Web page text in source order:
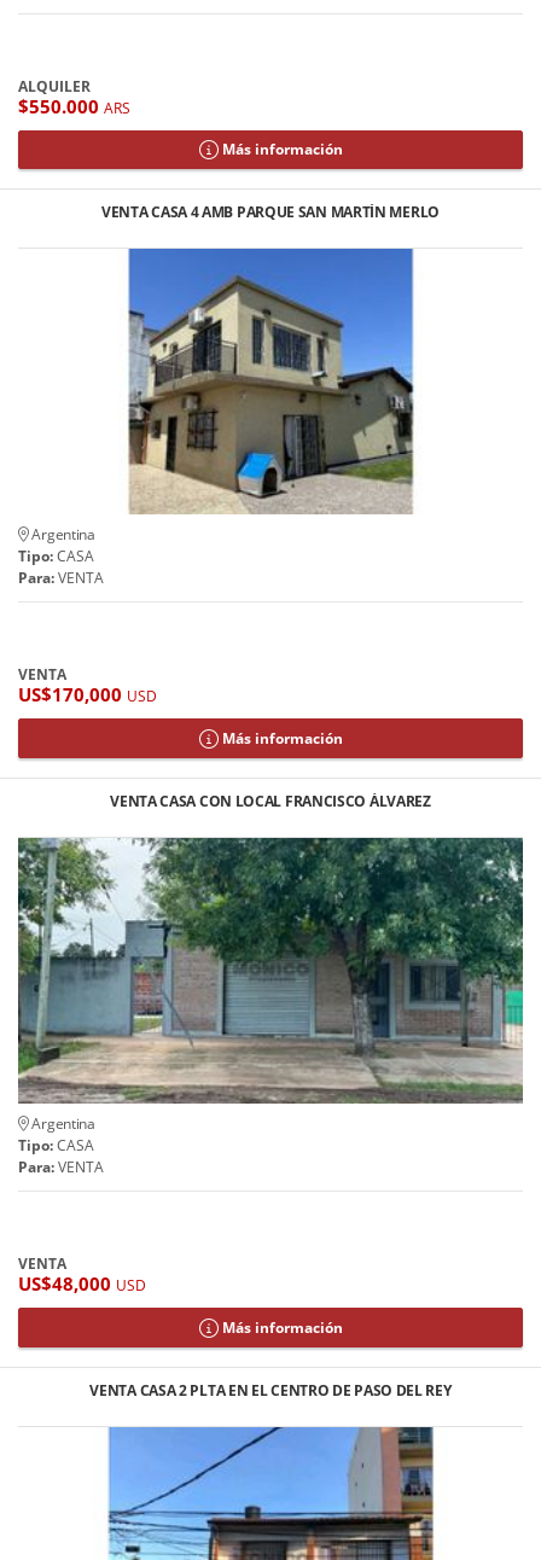
ALQUILER
$550.000 ARS
Más información
VENTA CASA 4 AMB PARQUE SAN MARTÍN MERLO
Argentina
Tipo:CASA
Para:VENTA
VENTA
US$170,000 USD
Más información
VENTA CASA CON LOCAL FRANCISCO ÁLVAREZ
Argentina
Tipo:CASA
Para:VENTA
VENTA
US$48,000 USD
Más información
VENTA CASA 2 PLTA EN EL CENTRO DE PASO DEL REY